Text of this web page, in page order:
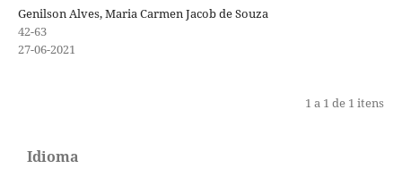
Genilson Alves, Maria Carmen Jacob de Souza
42-63
27-06-2021
1 a 1 de 1 itens
Idioma